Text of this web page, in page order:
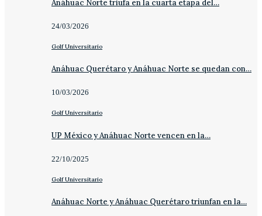
Anáhuac Norte triufa en la cuarta etapa del…
24/03/2026
Golf Universitario
Anáhuac Querétaro y Anáhuac Norte se quedan con…
10/03/2026
Golf Universitario
UP México y Anáhuac Norte vencen en la…
22/10/2025
Golf Universitario
Anáhuac Norte y Anáhuac Querétaro triunfan en la…